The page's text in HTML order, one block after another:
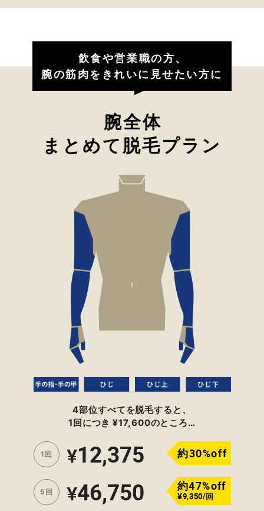
飲食や営業職の方、
腕の筋肉をきれいに見せたい方に
腕全体
まとめて脱毛プラン
4部位すべてを脱毛すると、
1回につき ¥17,600のところ…
1回 ¥12,375 約30%off
5回 ¥46,750 約47%off
¥9,350/回